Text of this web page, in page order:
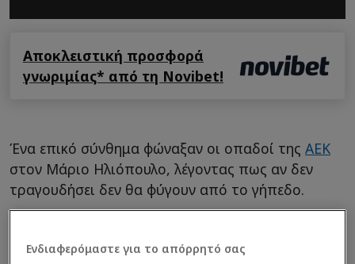
Αποκλειστική προσφορά
γνωριμίας* από τη Novibet!
Ένα επικό σύνθημα φώναξαν οι οπαδοί της ΑΕΚ
στον Μάριο Ηλιόπουλο, λέγοντας πως αν δεν
τραγουδήσει δεν θα φύγουν από το γήπεδο.
Ενδιαφερόμαστε για το απόρρητό σας